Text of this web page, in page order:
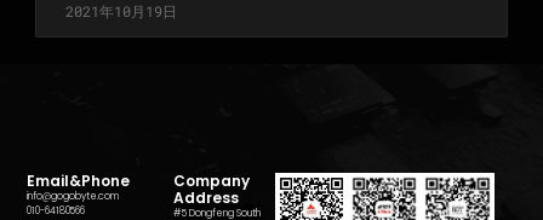
2021年10月19日
Email&Phone
info@gogobyte.com
010-64180566
Company
Address
#5 Dongfeng South